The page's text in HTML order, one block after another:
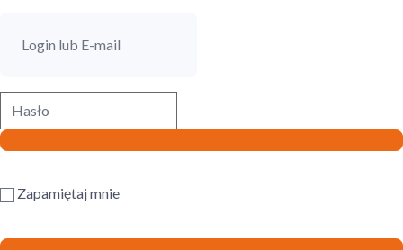
Zapamiętaj mnie